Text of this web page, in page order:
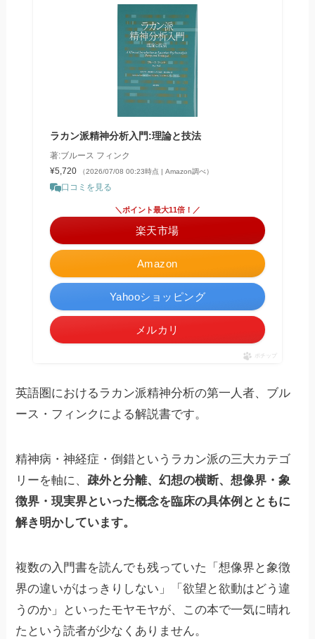
ラカン派精神分析入門:理論と技法
著:ブルース フィンク
¥5,720
（2026/07/08 00:23時点 | Amazon調べ）
口コミを見る
Amazon
＼ポイント最大11倍！／
楽天市場
Yahooショッピング
メルカリ
ポチップ
英語圏におけるラカン派精神分析の第一人者、ブル
ース・フィンクによる解説書です。
精神病・神経症・倒錯というラカン派の三大カテゴ
リーを軸に、疎外と分離、幻想の横断、想像界・象
徴界・現実界といった概念を臨床の具体例とともに
解き明かしています。
複数の入門書を読んでも残っていた「想像界と象徴
界の違いがはっきりしない」「欲望と欲動はどう違
うのか」といったモヤモヤが、この本で一気に晴れ
たという読者が少なくありません。